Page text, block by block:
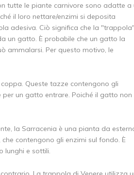
tutte le piante carnivore sono adatte a
il loro nettare/enzimi si deposita
adesiva. Ciò significa che la
un gatto. È probabile che un gatto la
ammalarsi. Per questo motivo, le
Queste tazze contengono gli
un gatto entrare. Poiché il gatto non
la Sarracenia è una pianta da
contengono gli enzimi sul fondo. È
lunghi e sottili.